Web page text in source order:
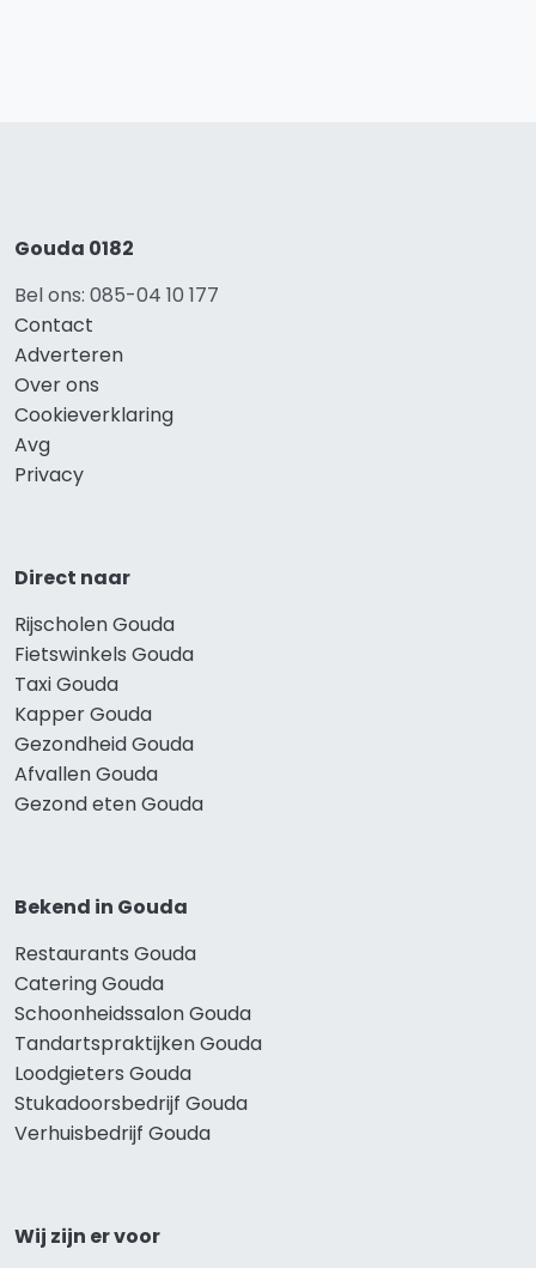
Gouda 0182
Bel ons: 085-04 10 177
Contact
Adverteren
Over ons
Cookieverklaring
Avg
Privacy
Direct naar
Rijscholen Gouda
Fietswinkels Gouda
Taxi Gouda
Kapper Gouda
Gezondheid Gouda
Afvallen Gouda
Gezond eten Gouda
Bekend in Gouda
Restaurants Gouda
Catering Gouda
Schoonheidssalon Gouda
Tandartspraktijken Gouda
Loodgieters Gouda
Stukadoorsbedrijf Gouda
Verhuisbedrijf Gouda
Wij zijn er voor